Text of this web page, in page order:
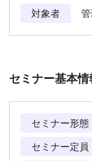
対象者
セミナー基本情
セミナー形態
セミナー定員